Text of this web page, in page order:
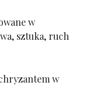
w
sztuka, ruch
w